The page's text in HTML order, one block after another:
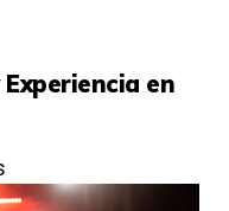
en